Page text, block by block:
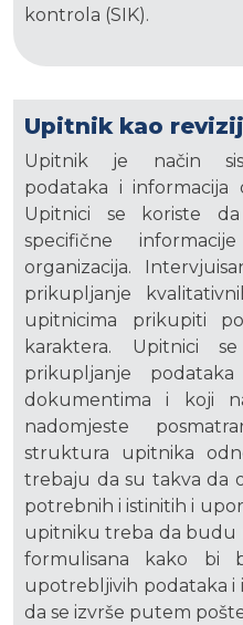
kontrola (SIK).
Upitnik kao
Upitnik je način
podataka i informacija
Upitnici se koriste
specifične
organizacija.
prikupljanje
upitnicima prikupiti
karaktera. Upitnici
prikupljanje
dokumentima i koji
nadomjeste
struktura upitnika
trebaju da su takva da
potrebnih i istinitih i
upitniku treba da budu
formulisana kako bi
upotrebljivih podataka i
da se izvrše putem